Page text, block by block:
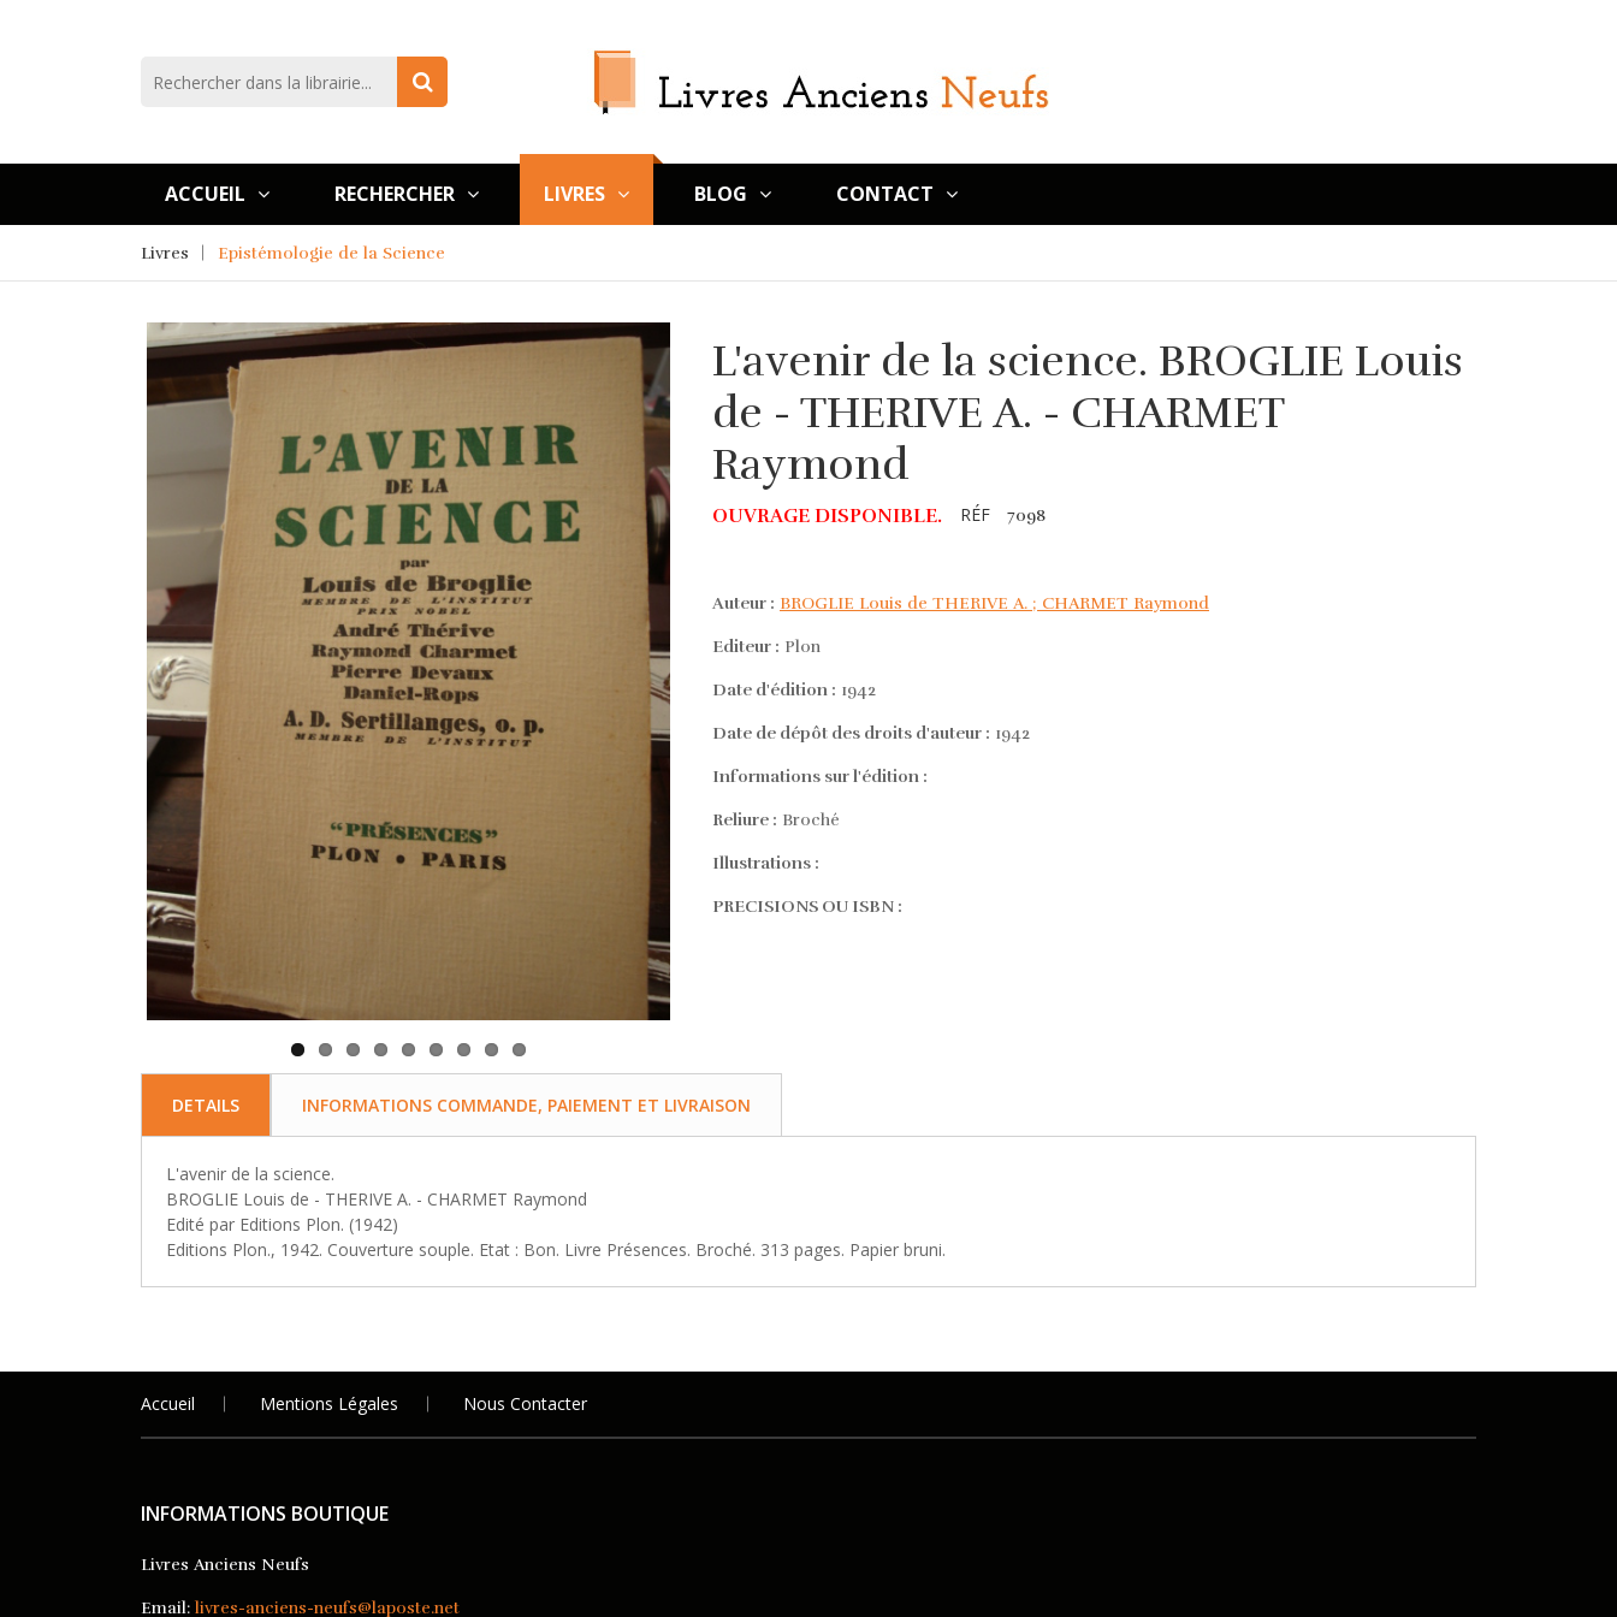
ACCUEIL RECHERCHER LIVRES BLOG CONTACT
Livres Epistémologie de la Science
L'avenir de la science. BROGLIE Louis
de - THERIVE A. - CHARMET
Raymond
OUVRAGE DISPONIBLE. RÉF 7098
Auteur : BROGLIE Louis de THERIVE A. ; CHARMET Raymond
Editeur : Plon
Date d'édition : 1942
Date de dépôt des droits d'auteur : 1942
Informations sur l'édition :
Reliure : Broché
Illustrations :
PRECISIONS OU ISBN :
DETAILS INFORMATIONS COMMANDE, PAIEMENT ET LIVRAISON
L'avenir de la science.
BROGLIE Louis de - THERIVE A. - CHARMET Raymond
Edité par Editions Plon. (1942)
Editions Plon., 1942. Couverture souple. Etat : Bon. Livre Présences. Broché. 313 pages. Papier bruni.
Accueil Mentions Légales Nous Contacter
INFORMATIONS BOUTIQUE
Livres Anciens Neufs
Email: livres-anciens-neufs@laposte.net